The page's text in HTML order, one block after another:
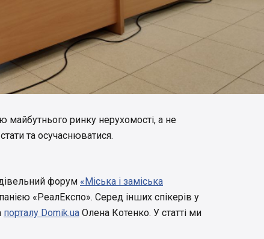
майбутнього ринку нерухомості, а не
та осучаснюватися.
форум «Міська і заміська
«РеалЕкспо». Серед інших спікерів у
порталу Domik.ua Олена Котенко. У статті ми